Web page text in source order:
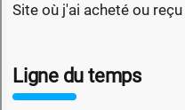
Site où j'ai acheté ou reçu
Ligne du temps